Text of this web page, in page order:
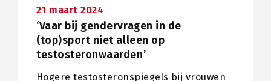
21 maart 2024
‘Vaar bij gendervragen in de
(top)sport niet alleen op
testosteronwaarden’
Hogere testosteronspiegels bij vrouwen